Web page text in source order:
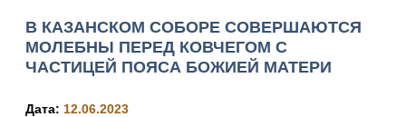
В КАЗАНСКОМ СОБОРЕ СОВЕРШАЮТСЯ
МОЛЕБНЫ ПЕРЕД КОВЧЕГОМ С
ЧАСТИЦЕЙ ПОЯСА БОЖИЕЙ МАТЕРИ
Дата: 12.06.2023